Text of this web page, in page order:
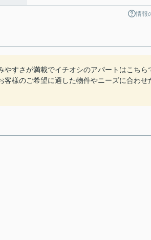
情報
すさが満載でイチオシのアパートはこちら
様のご希望に適した物件やニーズに合わせ